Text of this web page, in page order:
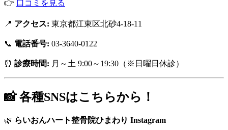
👉 口コミを見る
📍 アクセス: 東京都江東区北砂4-18-11
📞 電話番号: 03-3640-0122
⏰ 診療時間: 月～土 9:00～19:30（※日曜日休診）
📸 各種SNSはこちらから！
🌿 らいおんハート整骨院ひまわり Instagram